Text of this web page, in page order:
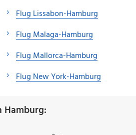
Flug Lissabon-Hamburg
Flug Malaga-Hamburg
Flug Mallorca-Hamburg
Flug New York-Hamburg
Hamburg: